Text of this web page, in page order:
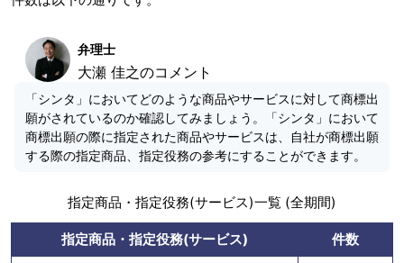
弁理士
大瀬 佳之のコメント
「シンタ」においてどのような商品やサービスに対して商標出
願がされているのか確認してみましょう。「シンタ」において
商標出願の際に指定された商品やサービスは、自社が商標出願
する際の指定商品、指定役務の参考にすることができます。
指定商品・指定役務(サービス)一覧 (全期間)
指定商品・指定役務(サービス)
件数